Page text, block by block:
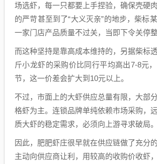
场选虾，每一只都要上手捏验，确保壳硬
的严苛甚至到了“大义灭亲”的地步，柴标
一家门店产品质量不过关，当即下令关停整
而这种坚持是靠高成本维持的，另据柴标
斤小龙虾的采购价比同行平均高出7-8元
节，这一价差会扩大到10元以上。
不过，市面上的大虾供应总量有限，大部
格虾为主。连锁品牌单纯依赖市场采购，
质大虾的稳定需求，必须向上游寻求破局。
因此，肥肥虾庄很早就在供应链做了充分
主动向供应商让利，用较高的收购价收虾